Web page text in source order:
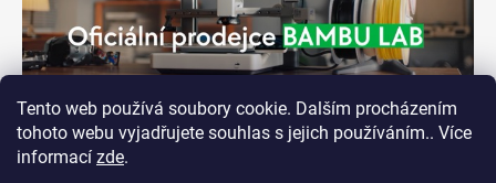
Tento web používá soubory cookie. Dalším procházením
tohoto webu vyjadřujete souhlas s jejich používáním.. Více
informací zde.